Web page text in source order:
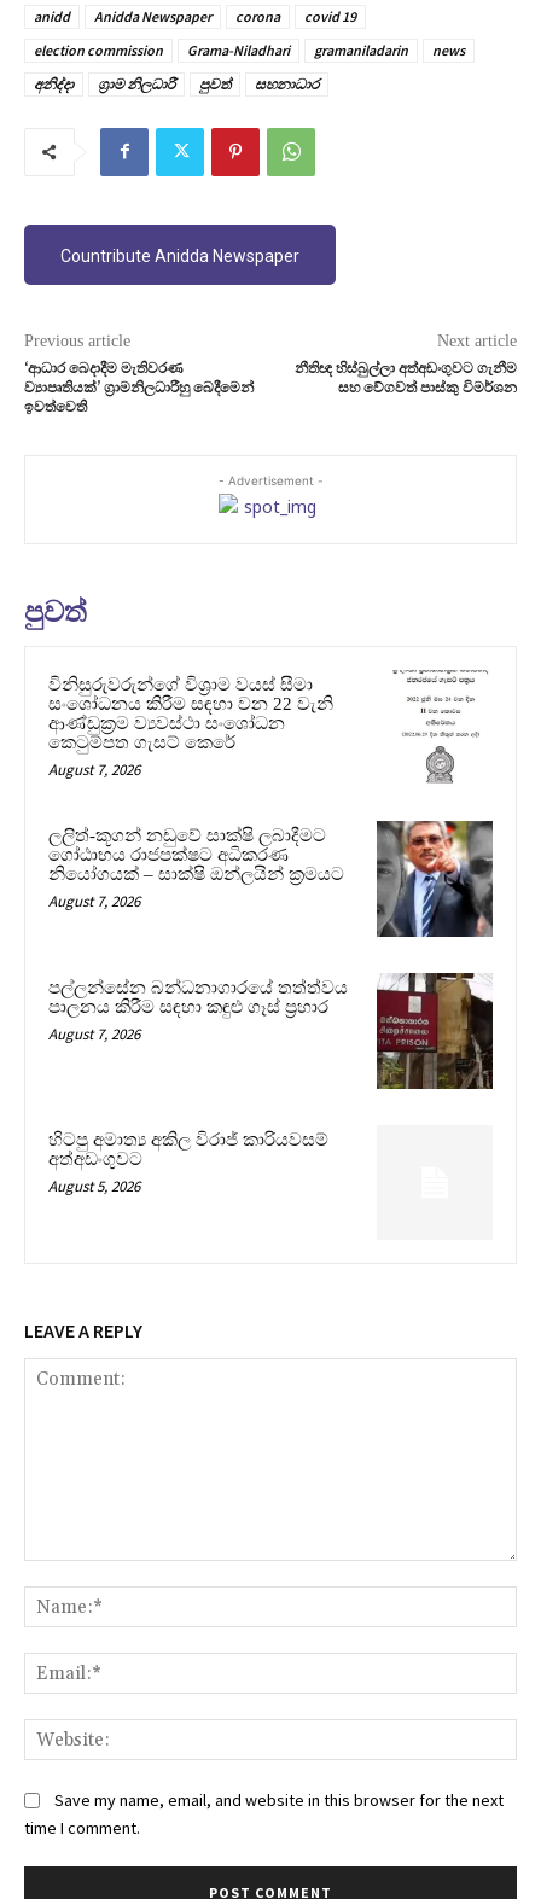
anidd
Anidda Newspaper corona
covid 19
election commission
Grama-Niladhari gramaniladarin
news
අනිද්දා
ග්‍රාම නිලධාරී පුවත් සහනාධාර
Countribute Anidda Newspaper
Previous article
‘ආධාර බෙදාදීම මැතිවරණ
ව්‍යාපෘතියක්’ ග‍්‍රාමනිලධාරීහු බෙදීමෙන්
ඉවත්වෙති
Next article
නීතිඥ හිස්බුල්ලා අත්අඩංගුවට ගැනීම
සහ වේගවත් පාස්කු විමර්ශන
- Advertisement -
පුවත්
විනිසුරුවරුන්ගේ විශ්‍රාම වයස් සීමා
සංශෝධනය කිරීම සඳහා වන 22 වැනි
ආණ්ඩුක්‍රම ව්‍යවස්ථා සංශෝධන
කෙටුම්පත ගැසට් කෙරේ
August 7, 2026
ලලිත්-කූගන් නඩුවේ සාක්ෂි ලබාදීමට
ගෝඨාභය රාජපක්ෂට අධිකරණ
නියෝගයක් – සාක්ෂි ඔන්ලයින් ක්‍රමයට
August 7, 2026
පල්ලන්සේන බන්ධනාගාරයේ තත්ත්වය
පාලනය කිරීම සඳහා කඳුළු ගෑස් ප්‍රහාර
August 7, 2026
හිටපු අමාත්‍ය අකිල විරාජ් කාරියවසම්
අත්අඩංගුවට
August 5, 2026
LEAVE A REPLY
Save my name, email, and website in this browser for the next
time I comment.